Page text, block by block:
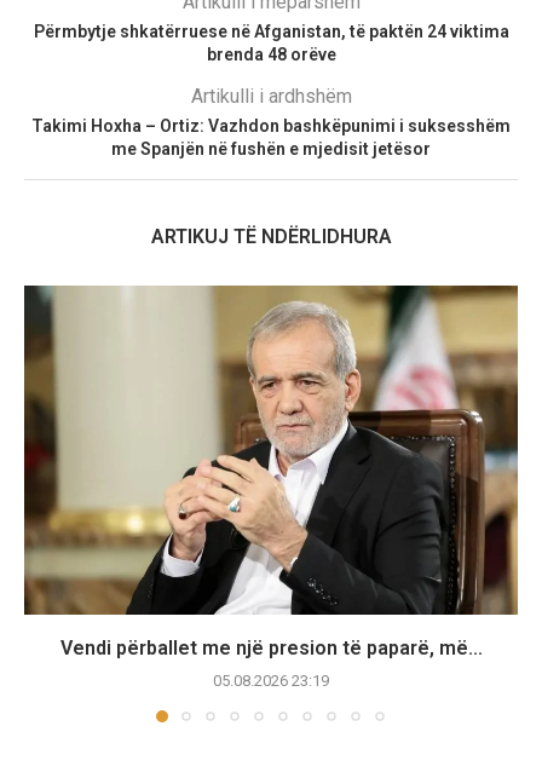
Përmbytje shkatërruese në Afganistan, të paktën 24 viktima
brenda 48 orëve
Artikulli i ardhshëm
Takimi Hoxha – Ortiz: Vazhdon bashkëpunimi i suksesshëm
me Spanjën në fushën e mjedisit jetësor
ARTIKUJ TË NDËRLIDHURA
Vendi përballet me një presion të paparë, më...
05.08.2026 23:19